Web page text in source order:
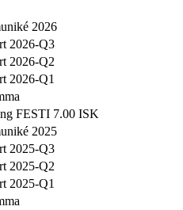
2026
2026-Q3
2026-Q2
2026-Q1
FESTI 7.00 ISK
2025
2025-Q3
2025-Q2
2025-Q1